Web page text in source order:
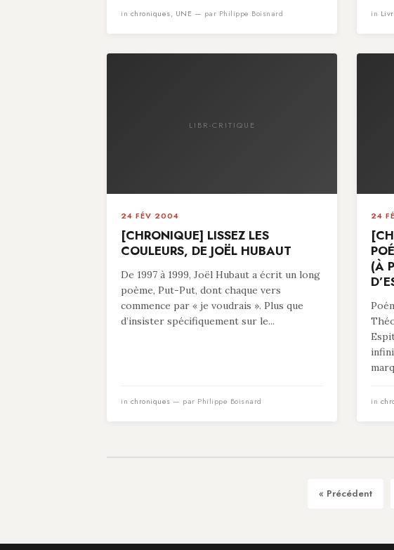
in chroniques, UNE — par Philippe Boisnard in
LIBR-CRITIQUE
24 FÉV 2004
[CHRONIQUE] LISSEZ LES
COULEURS, DE JOËL HUBAUT
De 1997 à 1999, Joël Hubaut a écrit un long
poème, Put-Put, dont chaque vers
commence par « je voudrais ». Plus que
d’insister spécifiquement sur le...
in chroniques — par Philippe Boisnard
24
(À
in
« Précédent